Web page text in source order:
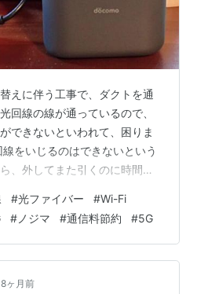
えに伴う工事で、ダクトを通
回線の線が通っているので、
できないといわれて、困りま
をいじるのはできないという
、外してまた引くのに時間と2
態） 入れ替え前の状態。エア
線の線（光ファイバー）を室
コモ光では、新たに光回線専
と提案されましたが、新たに
その案は却下しました。 （そ
#光ファイバー #Wi-Fi
# ノジマ #通信料節約 #5G
8ヶ月前